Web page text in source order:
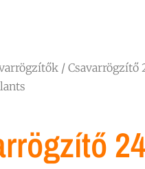
/ Csavarrögzítő